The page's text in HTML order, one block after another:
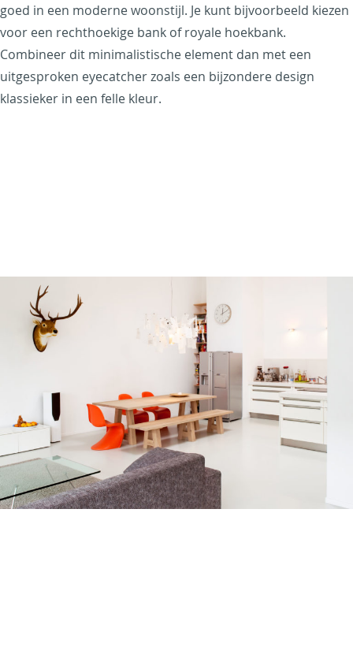
goed in een moderne woonstijl. Je kunt bijvoorbeeld kiezen
voor een rechthoekige bank of royale hoekbank.
Combineer dit minimalistische element dan met een
uitgesproken eyecatcher zoals een bijzondere design
klassieker in een felle kleur.